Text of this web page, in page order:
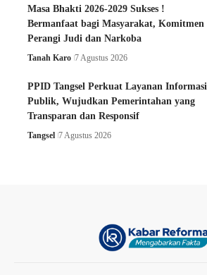
Masa Bhakti 2026-2029 Sukses !
Bermanfaat bagi Masyarakat, Komitmen
Perangi Judi dan Narkoba
Tanah Karo 7 Agustus 2026
PPID Tangsel Perkuat Layanan Informasi
Publik, Wujudkan Pemerintahan yang
Transparan dan Responsif
Tangsel 7 Agustus 2026